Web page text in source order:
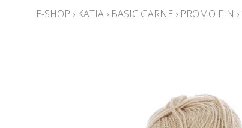
E-SHOP › KATIA › BASIC GARNE › PROMO FIN ›